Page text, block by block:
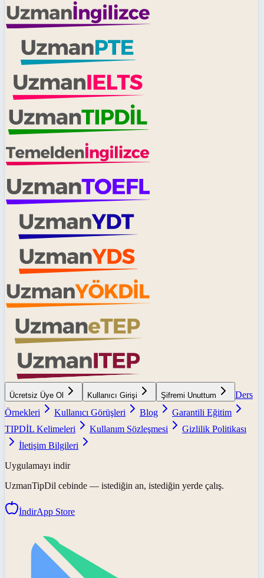
Ücretsiz Üye Ol Kullanıcı Girişi Şifremi Unuttum
Ders
Örnekleri
Kullanıcı Görüşleri Blog
Garantili Eğitim
TIPDİL Kelimeleri
Kullanım Sözleşmesi
Gizlilik Politikası
İletişim Bilgileri
Uygulamayı indir
UzmanTipDil cebinde — istediğin an, istediğin yerde çalış.
İndirApp Store